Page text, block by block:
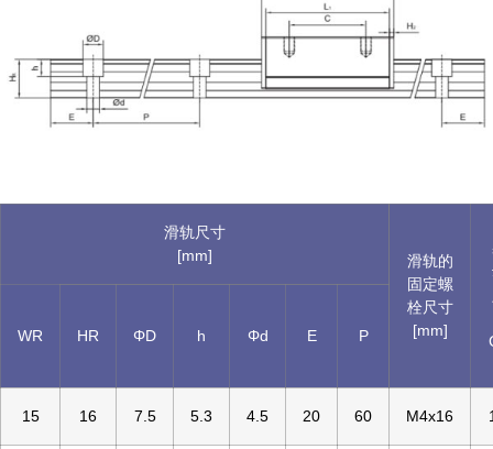
滑轨尺寸
[mm]
滑轨的
固定螺
栓尺寸
[mm]
WR HR ΦD h Φd E P
15 16 7.5 5.3 4.5 20 60 M4x16